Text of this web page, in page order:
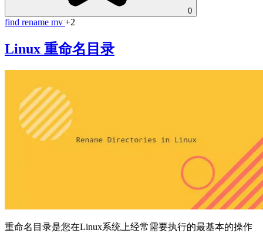
0
find rename mv +2
Linux 重命名目录
重命名目录是您在Linux系统上经常需要执行的最基本的操作